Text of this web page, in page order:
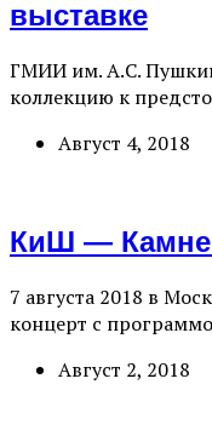
выставке
ГМИИ им. А.С.
коллекцию к
Август 4, 2018
КиШ —
7 августа 2018 в
концерт с
Август 2, 2018